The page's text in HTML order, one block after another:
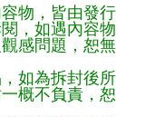
物，皆由發行
，如遇內容物
感問題，恕無
如為拆封後所
概不負責，恕